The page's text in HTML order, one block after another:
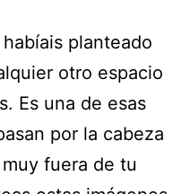
planteado
otro espacio
Es una de esas
por la cabeza
fuera de tu